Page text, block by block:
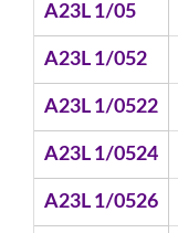
A23L 1/05
A23L 1/052
A23L 1/0522
A23L 1/0524
A23L 1/0526